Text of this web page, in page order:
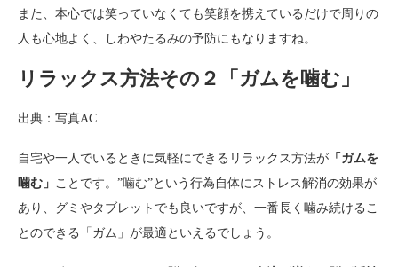
また、本心では笑っていなくても笑顔を携えているだけで周りの
人も心地よく、しわやたるみの予防にもなりますね。
リラックス方法その２「ガムを噛む」
出典：写真AC
自宅や一人でいるときに気軽にできるリラックス方法が 「ガムを
噛む」 ことです。”噛む”という行為自体にストレス解消の効果が
あり、グミやタブレットでも良いですが、一番長く噛み続けるこ
とのできる「ガム」が最適といえるでしょう。